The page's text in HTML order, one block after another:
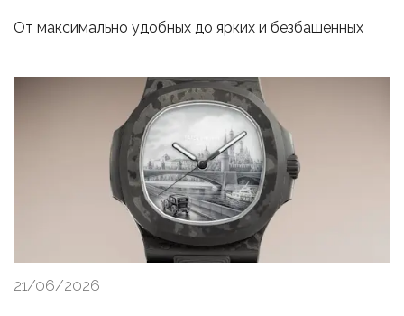
От максимально удобных до ярких и безбашенных
21/06/2026